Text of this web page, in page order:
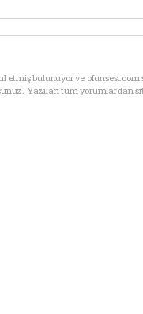
etmiş bulunuyor ve
Yazılan tüm yorumlardan